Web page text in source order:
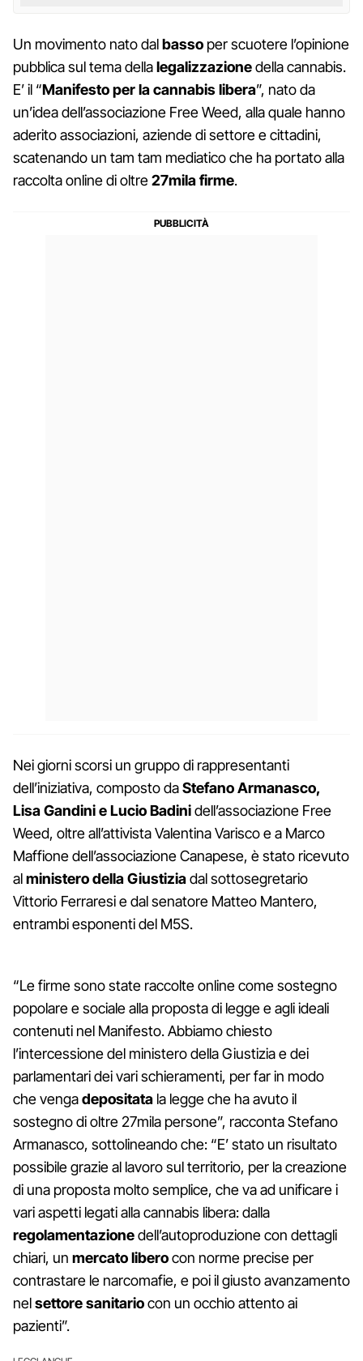
Un movimento nato dalbasso per scuotere l’opinione
pubblica sul tema dellalegalizzazionedella cannabis.
E’ il “Manifesto per la cannabis libera”, nato da
un’idea dell’associazione Free Weed, alla quale hanno
aderito associazioni, aziende di settore e cittadini,
scatenando un tam tam mediatico che ha portato alla
raccolta online di oltre27mila firme.
Nei giorni scorsi un gruppo di rappresentanti
dell’iniziativa, composto daStefano Armanasco,
Lisa Gandini e Lucio Badinidell’associazione Free
Weed, oltre all’attivista Valentina Varisco e a Marco
Maffione dell’associazione Canapese, è stato ricevuto
alministero della Giustiziadal sottosegretario
Vittorio Ferraresi e dal senatore Matteo Mantero,
entrambi esponenti del M5S.
“Le firme sono state raccolte online come sostegno
popolare e sociale alla proposta di legge e agli ideali
contenuti nel Manifesto. Abbiamo chiesto
l’intercessione del ministero della Giustizia e dei
parlamentari dei vari schieramenti, per far in modo
che vengadepositata la legge che ha avuto il
sostegno di oltre 27mila persone”, racconta Stefano
Armanasco, sottolineando che: “E’ stato un risultato
possibile grazie al lavoro sul territorio, per la creazione
di una proposta molto semplice, che va ad unificare i
vari aspetti legati alla cannabis libera: dalla
regolamentazionedell’autoproduzione con dettagli
chiari, un mercato liberocon norme precise per
contrastare le narcomafie, e poi il giusto avanzamento
nelsettore sanitariocon un occhio attento ai
pazienti”.